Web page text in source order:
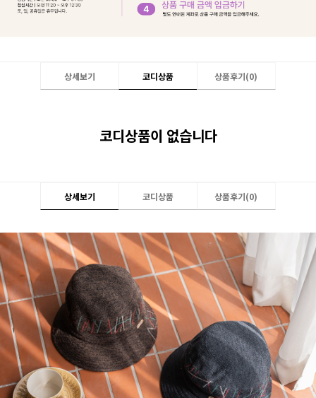
상세보기 코디상품 상품후기(0)
코디상품이 없습니다
상세보기 코디상품 상품후기(0)